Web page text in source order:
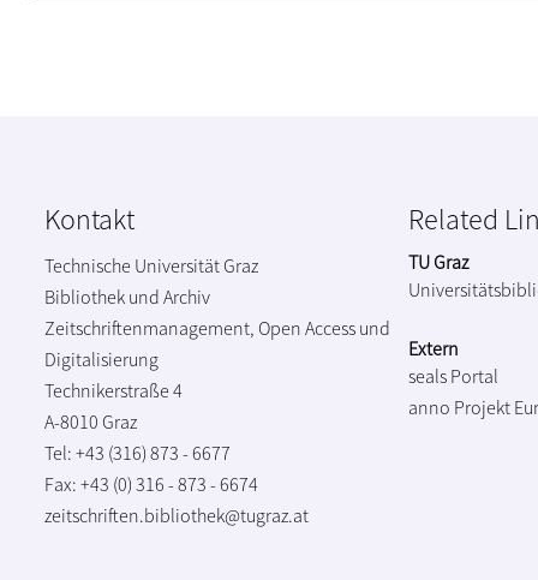
Kontakt
Technische Universität Graz
Bibliothek und Archiv
Zeitschriftenmanagement, Open Access und
Digitalisierung
Technikerstraße 4
A-8010 Graz
Tel: +43 (316) 873 - 6677
Fax: +43 (0) 316 - 873 - 6674
zeitschriften.bibliothek@tugraz.at
Related
TU Graz
Extern
seals Portal
anno Projekt